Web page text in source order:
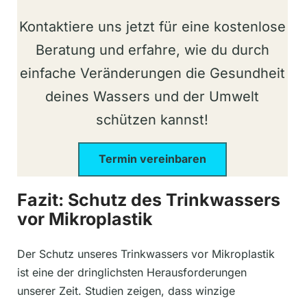
Kontaktiere uns jetzt für eine kostenlose
Beratung und erfahre, wie du durch
einfache Veränderungen die Gesundheit
deines Wassers und der Umwelt
schützen kannst!
Termin vereinbaren
Fazit: Schutz des Trinkwassers
vor Mikroplastik
Der Schutz unseres Trinkwassers vor Mikroplastik
ist eine der dringlichsten Herausforderungen
unserer Zeit. Studien zeigen, dass winzige